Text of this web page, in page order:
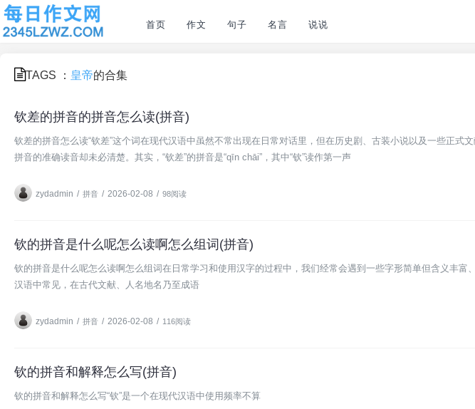
首页 作文 句子 名言 说说
TAGS ： 皇帝的合集
钦差的拼音的拼音怎么读(拼音)
钦差的拼音怎么读“钦差”这个词在现代汉语中虽然不常出现在日常对话里，但在历史剧、古装小说以及一些正式
拼音的准确读音却未必清楚。其实，“钦差”的拼音是“qīn chāi”，其中“钦”读作第一声
zydadmin / 拼音 / 2026-02-08 / 98阅读
钦的拼音是什么呢怎么读啊怎么组词(拼音)
钦的拼音是什么呢怎么读啊怎么组词在日常学习和使用汉字的过程中，我们经常会遇到一些字形简单但含义丰富
汉语中常见，在古代文献、人名地名乃至成语
zydadmin / 拼音 / 2026-02-08 / 116阅读
钦的拼音和解释怎么写(拼音)
钦的拼音和解释怎么写“钦”是一个在现代汉语中使用频率不算